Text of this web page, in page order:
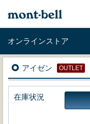
オンラインストア
アイゼン OUTLET
在庫状況